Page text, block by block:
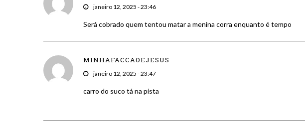
janeiro 12, 2025 - 23:46
Será cobrado quem tentou matar a menina corra enquanto é tempo
MINHAFACCAOEJESUS
janeiro 12, 2025 - 23:47
carro do suco tá na pista